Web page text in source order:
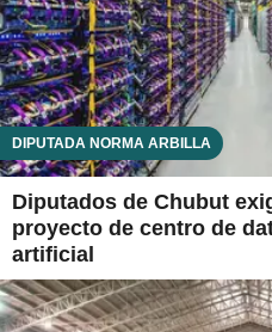
DIPUTADA NORMA ARBILLA
Diputados de Chubut
proyecto de centro de
artificial